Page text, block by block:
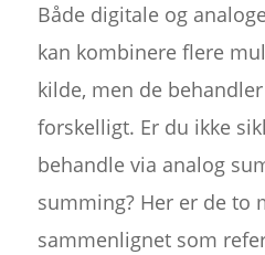
Både digitale og
kan kombinere flere
kilde, men de
forskelligt. Er du ikke
behandle via analog
summing? Her er de to
sammenlignet som